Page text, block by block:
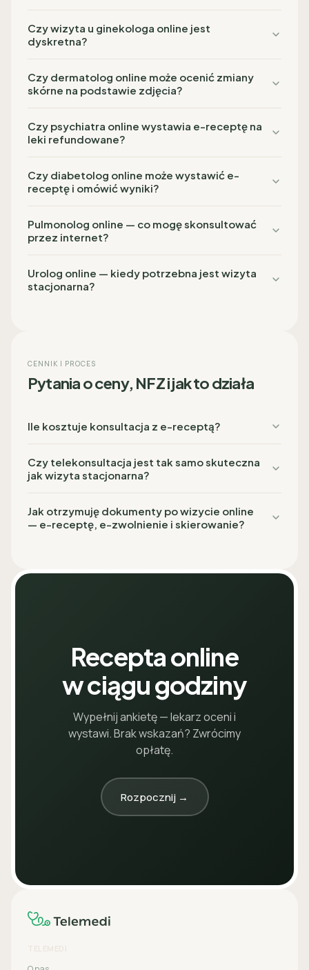
Czy wizyta u ginekologa online jest
dyskretna?
Czy dermatolog online może ocenić zmiany
skórne na podstawie zdjęcia?
Czy psychiatra online wystawia e-receptę na
leki refundowane?
Czy diabetolog online może wystawić e-
receptę i omówić wyniki?
Pulmonolog online — co mogę skonsultować
przez internet?
Urolog online — kiedy potrzebna jest wizyta
stacjonarna?
CENNIK I PROCES
Pytania o ceny, NFZ i jak to działa
Ile kosztuje konsultacja z e-receptą?
Czy telekonsultacja jest tak samo skuteczna
jak wizyta stacjonarna?
Jak otrzymuję dokumenty po wizycie online
— e-receptę, e-zwolnienie i skierowanie?
Recepta online
w ciągu godziny
Wypełnij ankietę — lekarz oceni i
wystawi. Brak wskazań? Zwrócimy
opłatę.
Rozpocznij →
TELEMEDI